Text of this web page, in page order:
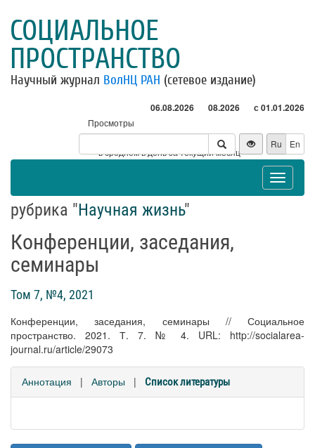
СОЦИАЛЬНОЕ
ПРОСТРАНСТВО
Научный журнал ВолНЦ РАН (сетевое издание)
06.08.2026 08.2026 с 01.01.2026
Просмотры
Посетители
* - в среднем в день за текущий месяц
Ru En
Toggle
рубрика "Научная жизнь"
Конференции, заседания,
семинары
Том 7, №4, 2021
Конференции, заседания, семинары // Социальное
пространство. 2021. Т. 7. № 4. URL: http://socialarea-
journal.ru/article/29073
Аннотация | Авторы | Список литературы